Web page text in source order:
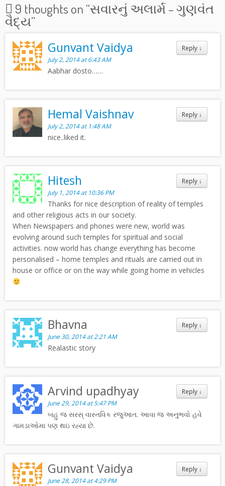
9 thoughts on “સવારનું અલાર્મ – ગુણવંત
વૈદ્ય”
Reply ↓
Gunvant Vaidya
July 2, 2014 at 6:43 AM
Aabhar dosto……
Reply ↓
Hemal Vaishnav
July 2, 2014 at 1:48 AM
nice..liked it.
Reply ↓
Hitesh
July 1, 2014 at 10:36 PM
Thanks for nice description of reality of temples
and other religious acts in our society.
When Newspapers and phones were new, world was
evolving around such temples for spiritual and social
activities. now world has change everything has become
personalised – home temples and rituals are carried out in
house or office or on the way while going home in vehicles
Reply ↓
Bhavna
June 30, 2014 at 2:21 AM
Realastic story
Reply ↓
Arvind upadhyay
June 29, 2014 at 5:47 PM
બહુ જ સરસ્ વાસ્તવિક રજુઆત. આવા જ અનુભવો હવે
ગામડાઓમા પણ થઇ રહ્યા છે.
Reply ↓
Gunvant Vaidya
June 28, 2014 at 4:29 PM